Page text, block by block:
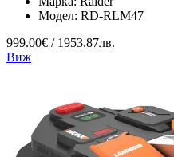
Модел: RD-RLM47
999.00€ / 1953.87лв.
Виж